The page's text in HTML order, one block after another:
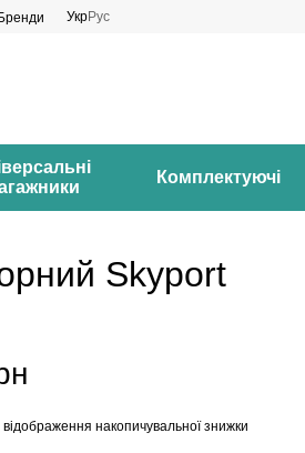
Бренди УкрРус
Комплектуючі
Skyport
відображення накопичувальної знижки